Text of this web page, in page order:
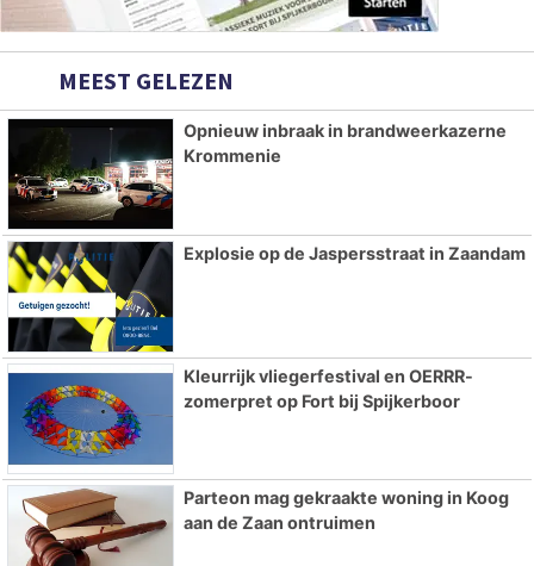
MEEST GELEZEN
Opnieuw inbraak in brandweerkazerne
Krommenie
Explosie op de Jaspersstraat in Zaandam
Kleurrijk vliegerfestival en OERRR-
zomerpret op Fort bij Spijkerboor
Parteon mag gekraakte woning in Koog
aan de Zaan ontruimen